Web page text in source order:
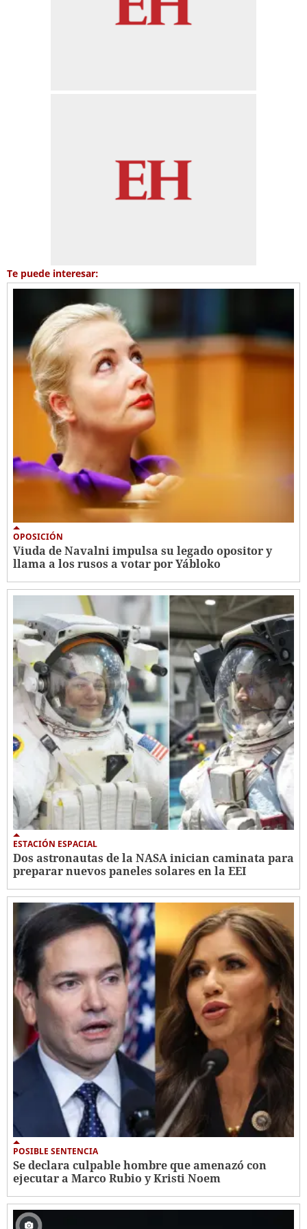
Te puede interesar:
OPOSICIÓN
Viuda de Navalni impulsa su legado opositor y
llama a los rusos a votar por Yábloko
ESTACIÓN ESPACIAL
Dos astronautas de la NASA inician caminata para
preparar nuevos paneles solares en la EEI
POSIBLE SENTENCIA
Se declara culpable hombre que amenazó con
ejecutar a Marco Rubio y Kristi Noem